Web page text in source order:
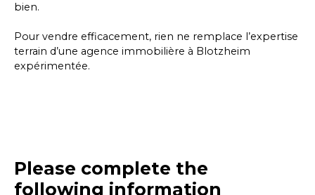
bien.
Pour vendre efficacement, rien ne remplace l’expertise
terrain d’une agence immobilière à Blotzheim
expérimentée.
Please complete the
following information